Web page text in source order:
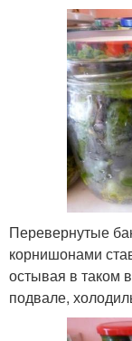
Перевернутые
корнишонами
остывая в таком
подвале,